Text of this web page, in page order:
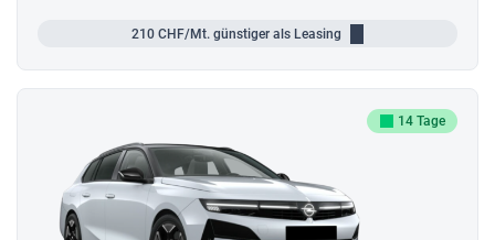
210 CHF/Mt. günstiger als Leasing
14 Tage